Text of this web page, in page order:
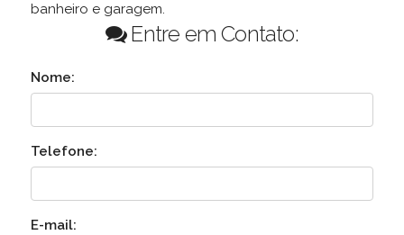
banheiro e garagem.
Entre em Contato:
Nome:
Telefone:
E-mail: